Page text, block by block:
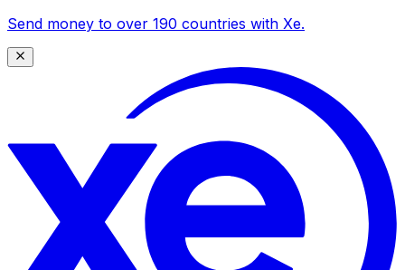
Send money to over 190 countries with Xe.